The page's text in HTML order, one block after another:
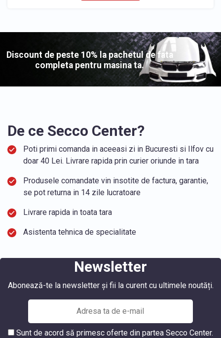
Discount de peste 10% la pachetul de fata
completa pentru masina ta.
De ce Secco Center?
Poti primi comanda in aceeasi zi in Bucuresti si Ilfov cu
doar 40 Lei. Livrare rapida prin curier oriunde in tara
Produsele comandate vin insotite de factura, garantie,
se pot returna in 14 zile lucratoare
Livrare rapida in toata tara
Asistenta tehnica de specialitate
Newsletter
Abonează-te la newsletter și fii la curent cu ultimele noutăți.
Sunt de acord să primesc oferte din partea Secco Center.